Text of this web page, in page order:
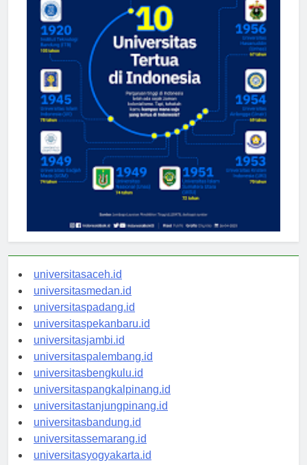
universitasaceh.id
universitasmedan.id
universitaspadang.id
universitaspekanbaru.id
universitasjambi.id
universitaspalembang.id
universitasbengkulu.id
universitaspangkalpinang.id
universitastanjungpinang.id
universitasbandung.id
universitassemarang.id